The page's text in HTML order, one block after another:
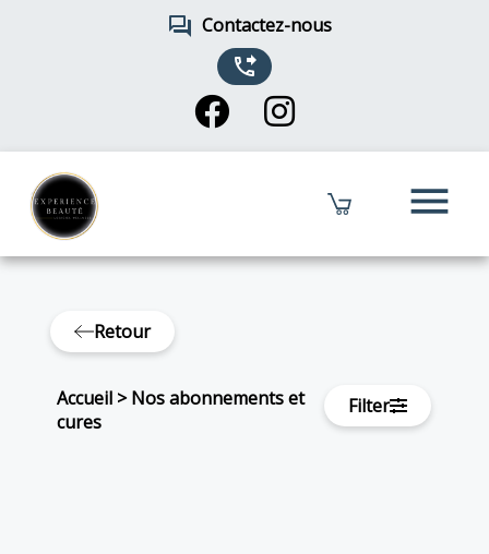
forum Contactez-nous
phone_forwarded
menu
Retour
Accueil >Nos abonnements et
cures
Filter